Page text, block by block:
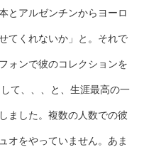
とアルゼンチンからヨーロ
てくれないか」と。それで
ォンで彼のコレクションを
て、、、と、生涯最高の一
ました。複数の人数での彼
オをやっていません。あま